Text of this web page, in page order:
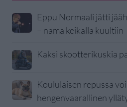
Eppu Normaali jätti
– nämä keikalla kuultiin
Kaksi skootterikuskia
Koululaisen repussa
hengenvaarallinen